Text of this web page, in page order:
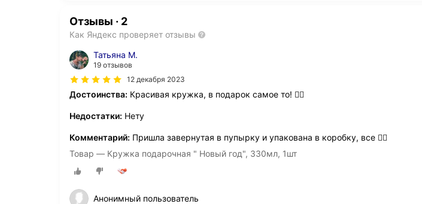
Отзывы · 2
Как Яндекс проверяет отзывы
Татьяна М.
19 отзывов
12 декабря 2023
Достоинства: Красивая кружка, в подарок самое то! 👍🏻
Недостатки: Нету
Комментарий: Пришла завернутая в пупырку и упакована в коробку, все 👌🏻
Товар — Кружка подарочная " Новый год", 330мл, 1шт
Анонимный пользователь